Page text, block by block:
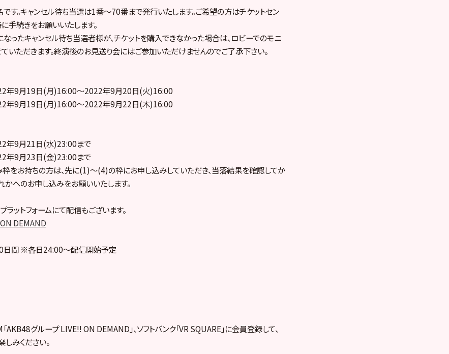
。キャンセル待ち当選は1番～70番まで発行いたします。ご希望の方はチケットセン
手続きをお願いいたします。
ったキャンセル待ち当選者様が、チケットを購入できなかった場合は、ロビーでのモニ
いただきます。終演後のお見送り会にはご参加いただけませんのでご了承下さい。
年9月19日(月)16:00～2022年9月20日(火)16:00
年9月19日(月)16:00～2022年9月22日(木)16:00
年9月21日(水)23:00まで
年9月23日(金)23:00まで
をお持ちの方は、先に(1)～(4)の枠にお申し込みしていただき、当落結果を確認してか
かへのお申し込みをお願いいたします。
ラットフォームにて配信もございます。
DEMAND
日間 ※各日24:00～配信開始予定
AKB48グループ LIVE!! ON DEMAND」、ソフトバンク「VR SQUARE」に会員登録して、
みください。